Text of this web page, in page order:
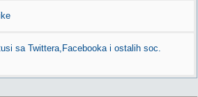
sa Twittera,Facebooka i ostalih soc.